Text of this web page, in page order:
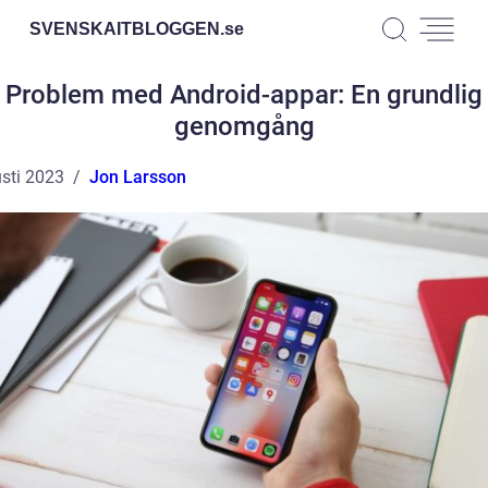
SVENSKAITBLOGGEN.se
Problem med Android-appar: En grundlig
genomgång
2023 Jon Larsson